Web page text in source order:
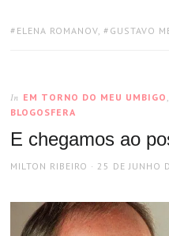
TAGS:
ELENA ROMANOV , GUSTAVO
In EM TORNO DO MEU UMBIGO
BLOGOSFERA
E chegamos ao
AUTHOR
MILTON RIBEIRO
POSTED
25 DE JUNHO